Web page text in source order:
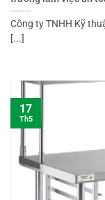
Công ty TNHH Kỹ
[...]
17
Th5